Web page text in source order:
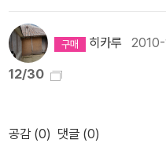
되긴해요. 그나마 가볍고 재미
못하게 재미있게 읽은책이예요.
티븐킹 책의 분권을 생각하면
다. '견인도시시리즈' 3권인데
더 재미있었으니 3편은 언젠가
히카루
12/30
공감 (0) 댓글 (0)